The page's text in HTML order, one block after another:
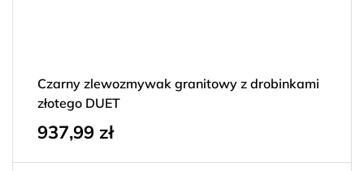
Czarny zlewozmywak granitowy z drobinkami
złotego DUET
937,99 zł